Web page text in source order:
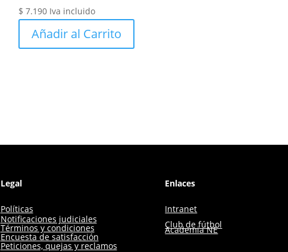
$ 7.190 Iva incluido
Añadir al Carrito
Legal
Políticas
Notificaciones judiciales
Términos y condiciones
Encuesta de satisfacción
Peticiones, quejas y reclamos
Enlaces
Intranet
Club de fútbol
Academia NE